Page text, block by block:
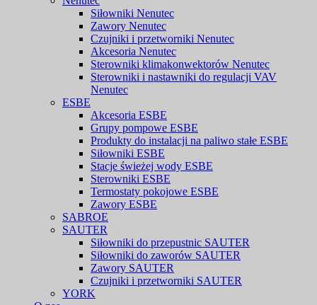
Siłowniki Nenutec
Zawory Nenutec
Czujniki i przetworniki Nenutec
Akcesoria Nenutec
Sterowniki klimakonwektorów Nenutec
Sterowniki i nastawniki do regulacji VAV
Nenutec
ESBE
Akcesoria ESBE
Grupy pompowe ESBE
Produkty do instalacji na paliwo stałe ESBE
Siłowniki ESBE
Stacje świeżej wody ESBE
Sterowniki ESBE
Termostaty pokojowe ESBE
Zawory ESBE
SABROE
SAUTER
Siłowniki do przepustnic SAUTER
Siłowniki do zaworów SAUTER
Zawory SAUTER
Czujniki i przetworniki SAUTER
YORK